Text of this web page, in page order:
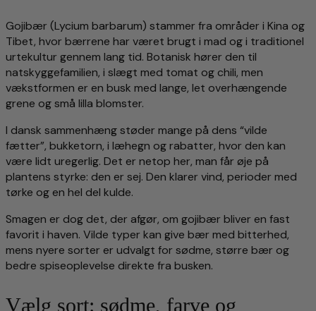
Gojibær (Lycium barbarum) stammer fra områder i Kina og
Tibet, hvor bærrene har været brugt i mad og i traditionel
urtekultur gennem lang tid. Botanisk hører den til
natskyggefamilien, i slægt med tomat og chili, men
vækstformen er en busk med lange, let overhængende
grene og små lilla blomster.
I dansk sammenhæng støder mange på dens “vilde
fætter”, bukketorn, i læhegn og rabatter, hvor den kan
være lidt uregerlig. Det er netop her, man får øje på
plantens styrke: den er sej. Den klarer vind, perioder med
tørke og en hel del kulde.
Smagen er dog det, der afgør, om gojibær bliver en fast
favorit i haven. Vilde typer kan give bær med bitterhed,
mens nyere sorter er udvalgt for sødme, større bær og
bedre spiseoplevelse direkte fra busken.
Vælg sort: sødme, farve og